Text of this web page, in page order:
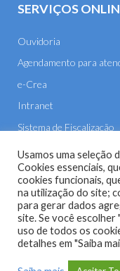
SERVIÇOS
Ouvidoria
Agendamento para
e-Crea
Intranet
Sistema de Fiscalização
E-mail
Site do Conselho
Usamos uma seleção
Cookies essenciais,
cookies funcionais,
na utilização do site;
para gerar dados
site. Se você escolher
uso de todos os
detalhes em "Saiba